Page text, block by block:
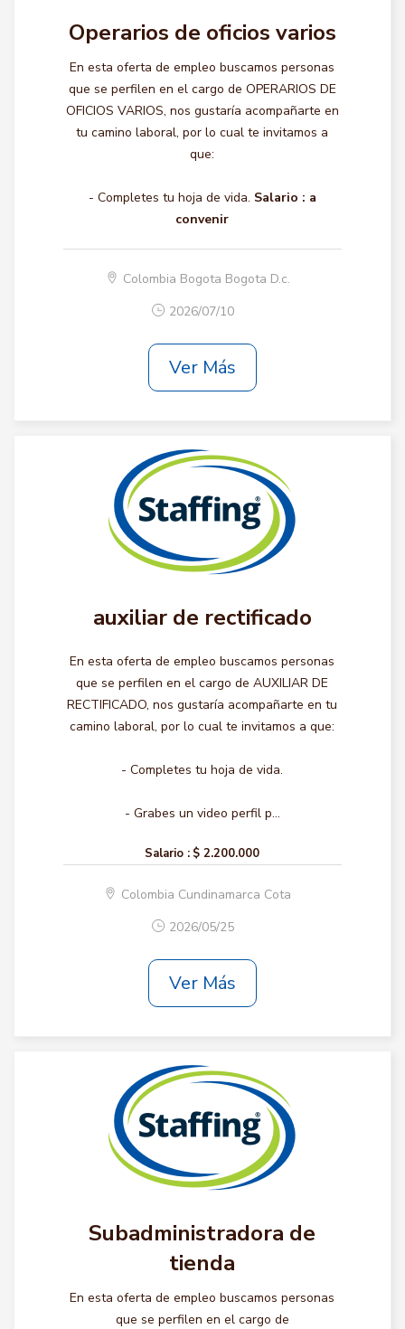
Operarios de oficios varios
En esta oferta de empleo buscamos personas
que se perfilen en el cargo de OPERARIOS DE
OFICIOS VARIOS, nos gustaría acompañarte en
tu camino laboral, por lo cual te invitamos a
que:
- Completes tu hoja de vida. Salario : a
convenir
Colombia Bogota Bogota D.c.
2026/07/10
Ver Más
auxiliar de rectificado
En esta oferta de empleo buscamos personas
que se perfilen en el cargo de AUXILIAR DE
RECTIFICADO, nos gustaría acompañarte en tu
camino laboral, por lo cual te invitamos a que:
- Completes tu hoja de vida.
- Grabes un video perfil p...
Salario : $ 2.200.000
Colombia Cundinamarca Cota
2026/05/25
Ver Más
Subadministradora de
tienda
En esta oferta de empleo buscamos personas
que se perfilen en el cargo de